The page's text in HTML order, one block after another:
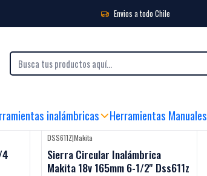
Envios a todo Chile
inalámbricas Herramientas Manuales
-36%OFF
DSS611Z|Makita
Sierra Circular Inalámbrica
Makita 18v 165mm 6-1/2'' Dss611z